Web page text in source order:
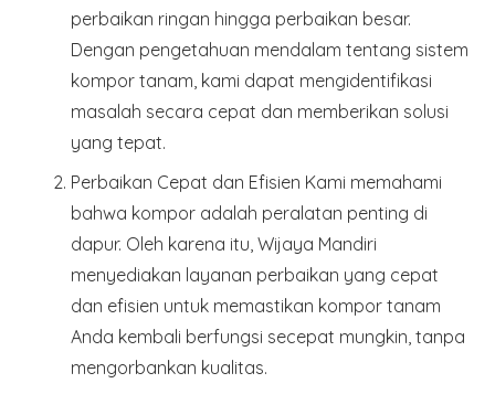
perbaikan ringan hingga perbaikan besar.
Dengan pengetahuan mendalam tentang sistem
kompor tanam, kami dapat mengidentifikasi
masalah secara cepat dan memberikan solusi
yang tepat.
Perbaikan Cepat dan Efisien Kami memahami
bahwa kompor adalah peralatan penting di
dapur. Oleh karena itu, Wijaya Mandiri
menyediakan layanan perbaikan yang cepat
dan efisien untuk memastikan kompor tanam
Anda kembali berfungsi secepat mungkin, tanpa
mengorbankan kualitas.